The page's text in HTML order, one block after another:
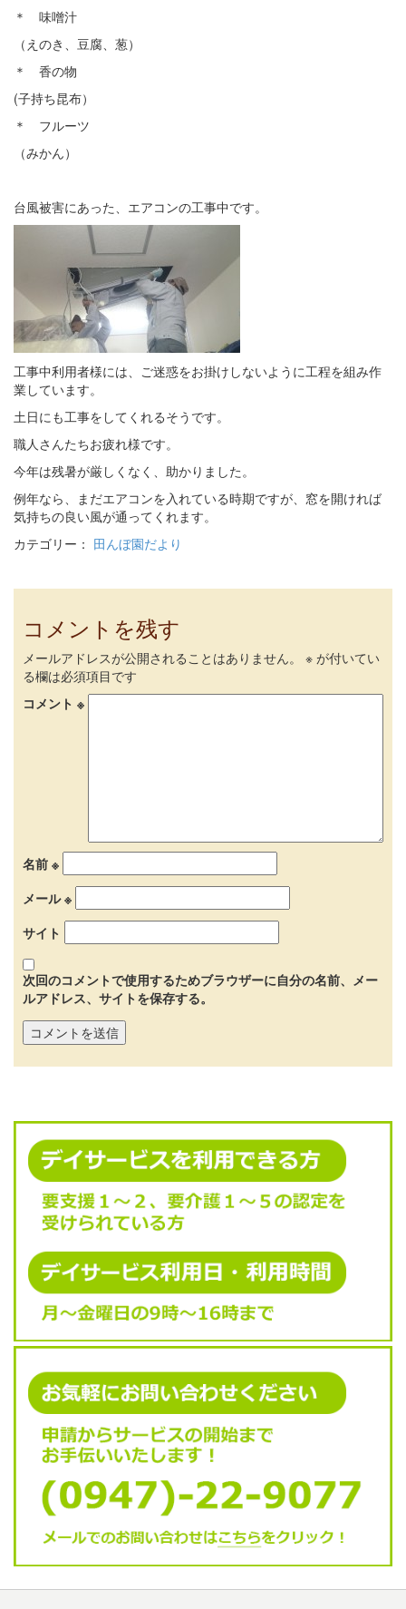
＊ 味噌汁
（えのき、豆腐、葱）
＊ 香の物
(子持ち昆布）
＊ フルーツ
（みかん）
台風被害にあった、エアコンの工事中です。
工事中利用者様には、ご迷惑をお掛けしないように工程を組み作
業しています。
土日にも工事をしてくれるそうです。
職人さんたちお疲れ様です。
今年は残暑が厳しくなく、助かりました。
例年なら、まだエアコンを入れている時期ですが、窓を開ければ
気持ちの良い風が通ってくれます。
カテゴリー： 田んぼ園だより
コメントを残す
メールアドレスが公開されることはありません。 ※ が付いてい
る欄は必須項目です
コメント ※
名前 ※
メール※
サイト
次回のコメントで使用するためブラウザーに自分の名前、メー
ルアドレス、サイトを保存する。